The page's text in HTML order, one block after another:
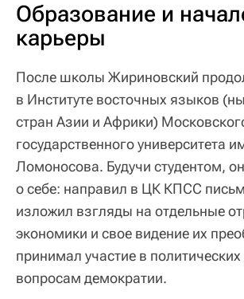
Образование и
карьеры
После школы Жириновский
в Институте восточных языков
стран Азии и Африки)
государственного университета
Ломоносова. Будучи студентом,
о себе: направил в ЦК КПСС
изложил взгляды на отдельные
экономики и свое видение их
принимал участие в
вопросам демократии.